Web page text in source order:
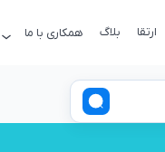
ارتقا بلاگ همکاری با ما